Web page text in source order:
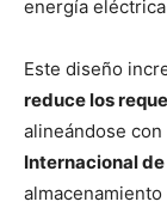
energía
Este diseño
reduce los
alineándose
Internacional